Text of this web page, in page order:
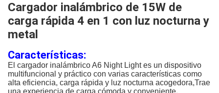
Cargador inalámbrico de 15W de
carga rápida 4 en 1 con luz nocturna y
metal
Características:
El cargador inalámbrico A6 Night Light es un dispositivo
multifuncional y práctico con varias características como
alta eficiencia, carga rápida y luz nocturna acogedora,Trae
una experiencia de carga cómoda y conveniente.